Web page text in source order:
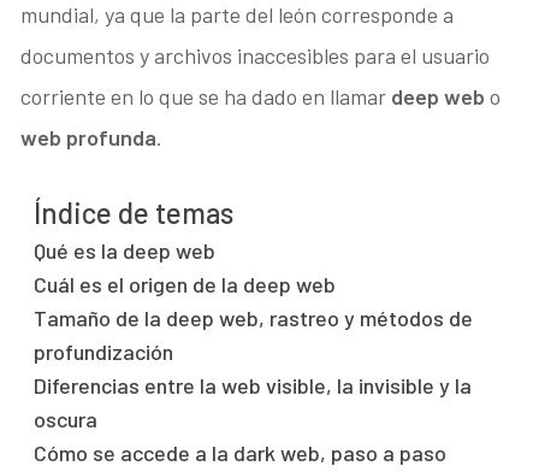
mundial, ya que la parte del león corresponde a
documentos y archivos inaccesibles para el usuario
corriente en lo que se ha dado en llamar deep web o
web profunda.
Índice de temas
Qué es la deep web
Cuál es el origen de la deep web
Tamaño de la deep web, rastreo y métodos de
profundización
Diferencias entre la web visible, la invisible y la
oscura
Cómo se accede a la dark web, paso a paso